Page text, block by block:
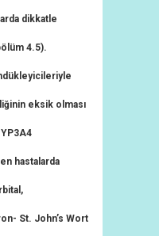
dikkatle
4.5).
eksik olması
hastalarda
St. John’s Wort